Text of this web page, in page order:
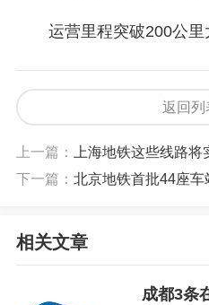
运营里程突破200公里
返回列
上一篇：
上海地铁这些线路将实施
下一篇： 北京地铁首批44座
相关文章
成都3条